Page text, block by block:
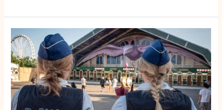
38
arrestaties
en
192
festivalgangers
met
drugs
na